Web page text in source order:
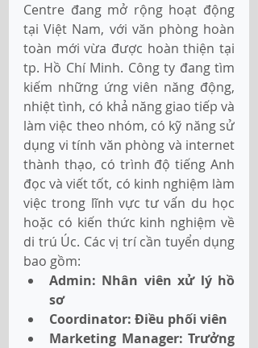
Centre đang mở rộng hoạt động
tại Việt Nam, với văn phòng hoàn
toàn mới vừa được hoàn thiện tại
tp. Hồ Chí Minh. Công ty đang tìm
kiếm những ứng viên năng động,
nhiệt tình, có khả năng giao tiếp và
làm việc theo nhóm, có kỹ năng sử
dụng vi tính văn phòng và internet
thành thạo, có trình độ tiếng Anh
đọc và viết tốt, có kinh nghiệm làm
việc trong lĩnh vực tư vấn du học
hoặc có kiến thức kinh nghiệm về
di trú Úc. Các vị trí cần tuyển dụng
bao gồm:
Admin: Nhân viên xử lý hồ
sơ
Coordinator: Điều phối viên
Marketing Manager: Trưởng